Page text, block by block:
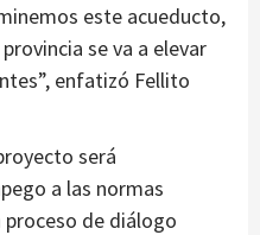
este acueducto,
se va a elevar
enfatizó Fellito
será
a las normas
de diálogo